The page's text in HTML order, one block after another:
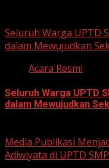
Seluruh Warga UPTD
dalam Mewujudkan
Acara Resmi
Seluruh Warga UPTD
dalam Mewujudkan
Media Publikasi
Adiwiyata di UPTD